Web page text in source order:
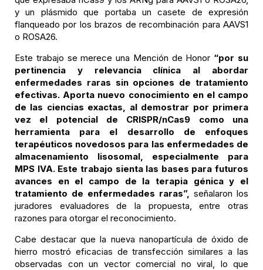
y un plásmido que portaba un casete de expresión
flanqueado por los brazos de recombinación para AAVS1
o ROSA26.
Este trabajo se merece una Mención de Honor “por su
pertinencia y relevancia clínica al abordar
enfermedades raras sin opciones de tratamiento
efectivas. Aporta nuevo conocimiento en el campo
de las ciencias exactas, al demostrar por primera
vez el potencial de CRISPR/nCas9 como una
herramienta para el desarrollo de enfoques
terapéuticos novedosos para las enfermedades de
almacenamiento lisosomal, especialmente para
MPS IVA. Este trabajo sienta las bases para futuros
avances en el campo de la terapia génica y el
tratamiento de enfermedades raras”, señalaron los
juradores evaluadores de la propuesta, entre otras
razones para otorgar el reconocimiento.
Cabe destacar que la nueva nanopartícula de óxido de
hierro mostró eficacias de transfección similares a las
observadas con un vector comercial no viral, lo que